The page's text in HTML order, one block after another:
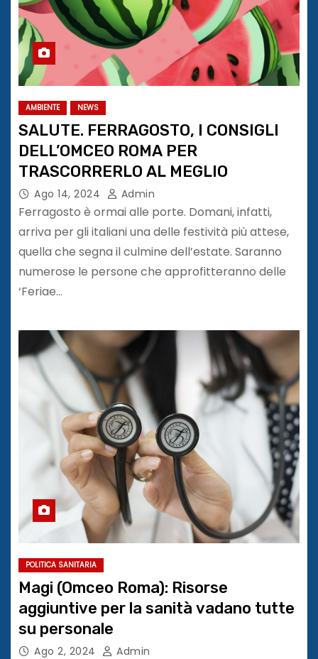
AMBIENTE NEWS
SALUTE. FERRAGOSTO, I CONSIGLI
DELL’OMCEO ROMA PER
TRASCORRERLO AL MEGLIO
Ago 14, 2024 Admin
Ferragosto è ormai alle porte. Domani, infatti,
arriva per gli italiani una delle festività più attese,
quella che segna il culmine dell’estate. Saranno
numerose le persone che approfitteranno delle
‘Feriae…
POLITICA SANITARIA
Magi (Omceo Roma): Risorse
aggiuntive per la sanità vadano tutte
su personale
Ago 2, 2024 Admin